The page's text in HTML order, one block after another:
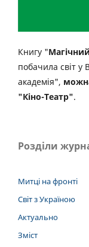
Книгу "
побачила світ
академія",
"Кіно-Театр".
Розділи
Митці на фронті
Світ з Україною
Актуально
Зміст